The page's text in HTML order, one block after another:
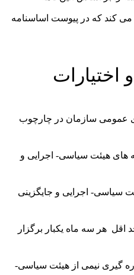
کند که در پیوست اساسنامه
ﺍﺧﺘﻴﺎﺭﺍﺕ
ﻋﻤﻮﻣﯽ ﺳﺎﺯﻣﺎﻥ ﺩﺭ ﭼﺎﺭﭼﻮﺏ
ﻫﺎی ﻫﻴﺌﺖ ﺳﻴﺎﺳﯽ- ﺍﺟﺮﺍﻳﯽ ﻭ
ﺳﻴﺎﺳﯽ- ﺍﺟﺮﺍﻳﯽ ﻭ ﺟﺎﻳﮕﺰﻳﻨﯽ
ﻫﺮ ﺳﻪ ﻣﺎﻩ ﻳﮑﺒﺎﺭ ﺑﺮﮔﺰﺍﺭ
ﮔﻴﺮی ﻧﻴﻤﯽ ﺍﺯ ﻫﻴﺌﺖ ﺳﻴﺎﺳﯽ-